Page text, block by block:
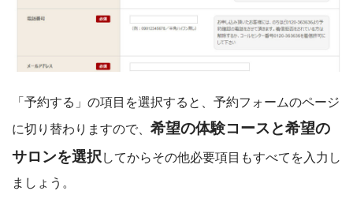
「予約する」の項目を選択すると、予約フォームのページ
に切り替わりますので、 希望の体験コースと希望の
サロンを選択 してからその他必要項目もすべてを入力し
ましょう。